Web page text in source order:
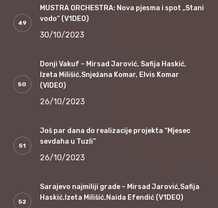
MUSTRA ORCHESTRA: Nova pjesma i spot „Stani
vodo“ (V1DEO)
30/10/2023
Donji Vakuf – Mirsad Jarović, Safija Haskić,
Izeta Milišić,Snježana Komar, Elvis Komar
(VIDEO)
26/10/2023
Još par dana do realizacije projekta “Mjesec
sevdaha u Tuzli”
26/10/2023
Sarajevo najmiliji grade – Mirsad Jarović,Safija
Haskić,Izeta Milišić,Naida Efendić (V1DEO)